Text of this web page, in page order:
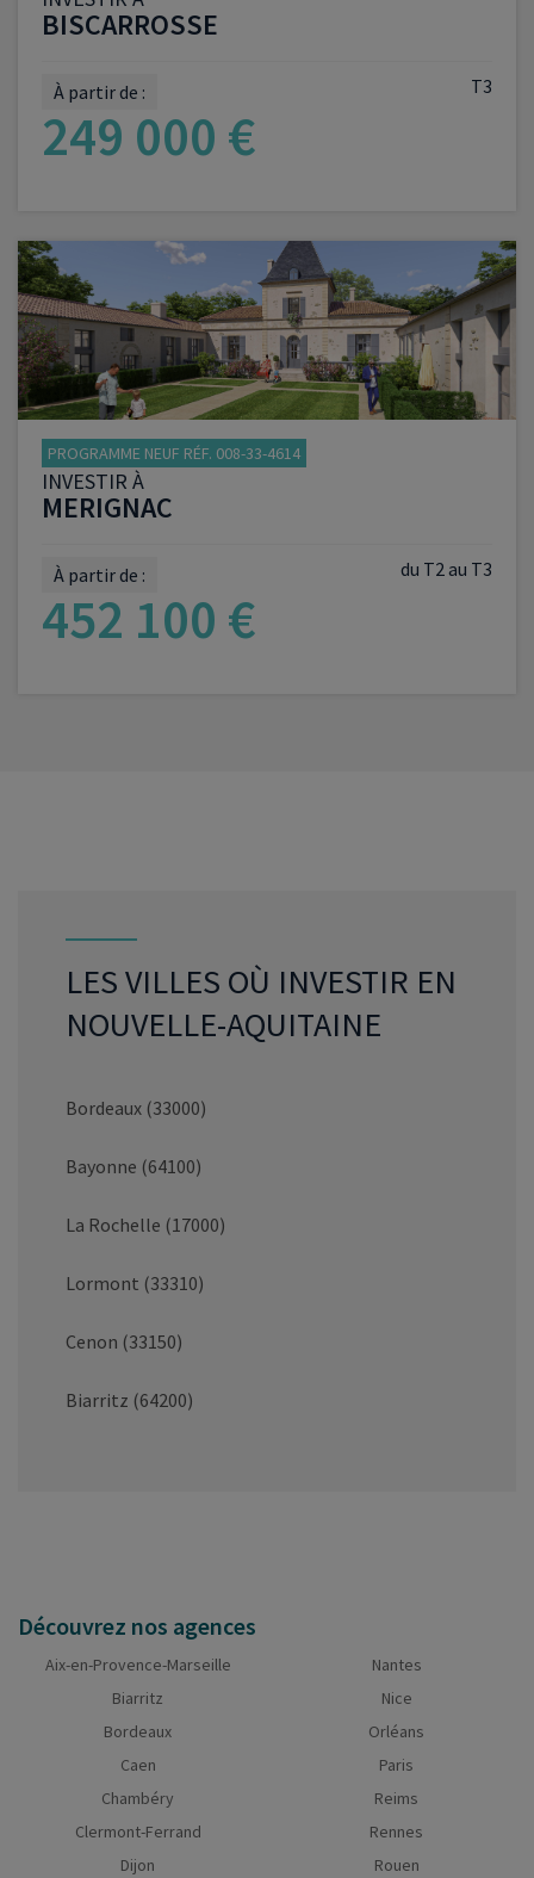
BISCARROSSE
T3
À partir de :
249 000 €
VOIR LE PROGRAMME
PROGRAMME NEUF RÉF. 008-33-4614
INVESTIR À
MERIGNAC
du T2 au T3
À partir de :
452 100 €
LES VILLES OÙ INVESTIR EN
NOUVELLE-AQUITAINE
Bordeaux (33000)
Bayonne (64100)
La Rochelle (17000)
Lormont (33310)
Cenon (33150)
Biarritz (64200)
Découvrez nos agences
Aix-en-Provence-Marseille
Biarritz
Bordeaux
Caen
Chambéry
Clermont-Ferrand
Dijon
Nantes
Nice
Orléans
Paris
Reims
Rennes
Rouen